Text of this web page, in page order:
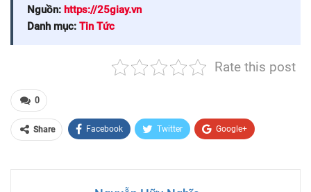
Nguồn: https://25giay.vn
Danh mục: Tin Tức
Rate this post
0
Share Facebook Twitter Google+